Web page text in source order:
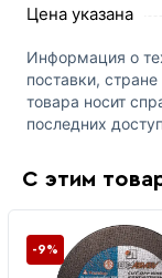
Цена указана
Информация о
поставки,
товара носит
последних
С этим
-9%